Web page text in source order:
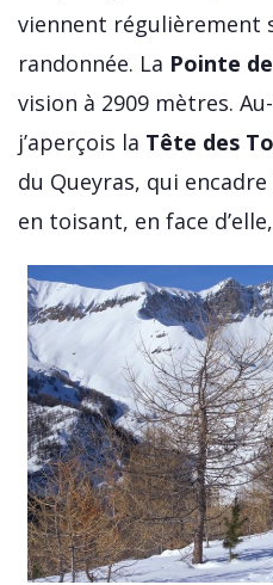
viennent régulièrement
randonnée. La Pointe
vision à 2909 mètres.
j’aperçois la Tête des
du Queyras, qui encadre
en toisant, en face